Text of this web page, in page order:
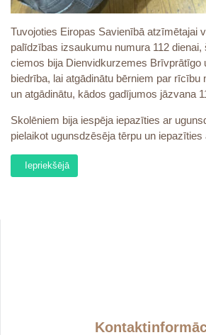
Tuvojoties Eiropas Savienībā atzīmētajai
palīdzības izsaukumu numura 112 dienai,
ciemos bija Dienvidkurzemes Brīvprātīgo
biedrība, lai atgādinātu bērniem par rīcību
un atgādinātu, kādos gadījumos jāzvana
Skolēniem bija iespēja iepazīties ar
pielaikot ugunsdzēsēja tērpu un
Iepriekšējais raksts: Ēnu dienas ekskursija
Iepriekšējā